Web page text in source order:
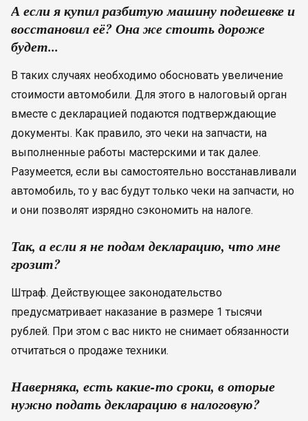
А если я купил разбитую машину подешевке и
восстановил её? Она же стоить дороже
будет...
В таких случаях необходимо обосновать увеличение
стоимости автомобили. Для этого в налоговый орган
вместе с декларацией подаются подтверждающие
документы. Как правило, это чеки на запчасти, на
выполненные работы мастерскими и так далее.
Разумеется, если вы самостоятельно восстанавливали
автомобиль, то у вас будут только чеки на запчасти, но
и они позволят изрядно сэкономить на налоге.
Так, а если я не подам декларацию, что мне
грозит?
Штраф. Действующее законодательство
предусматривает наказание в размере 1 тысячи
рублей. При этом с вас никто не снимает обязанности
отчитаться о продаже техники.
Наверняка, есть какие-то сроки, в оторые
нужно подать декларацию в налоговую?